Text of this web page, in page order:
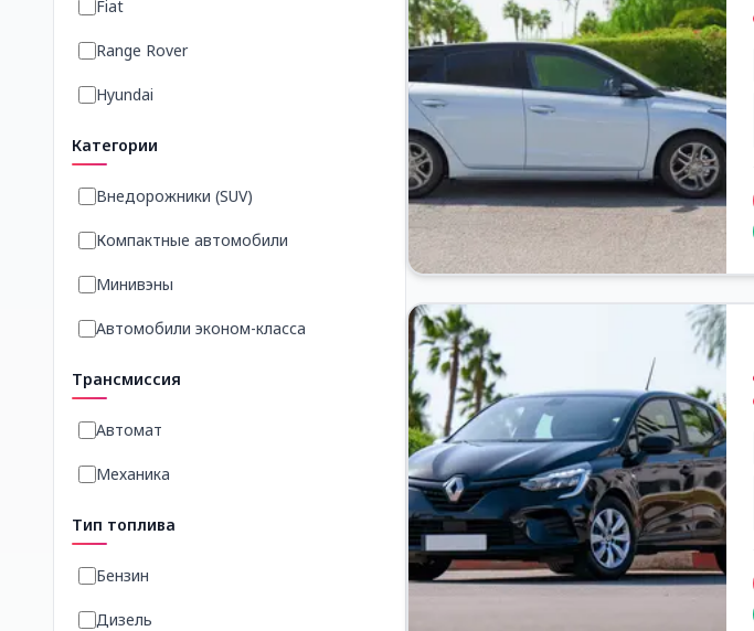
Fiat
Range Rover
Hyundai
Категории
Внедорожники (SUV)
Компактные автомобили
Минивэны
Автомобили эконом-класса
Трансмиссия
Автомат
Механика
Тип топлива
Бензин
Дизель